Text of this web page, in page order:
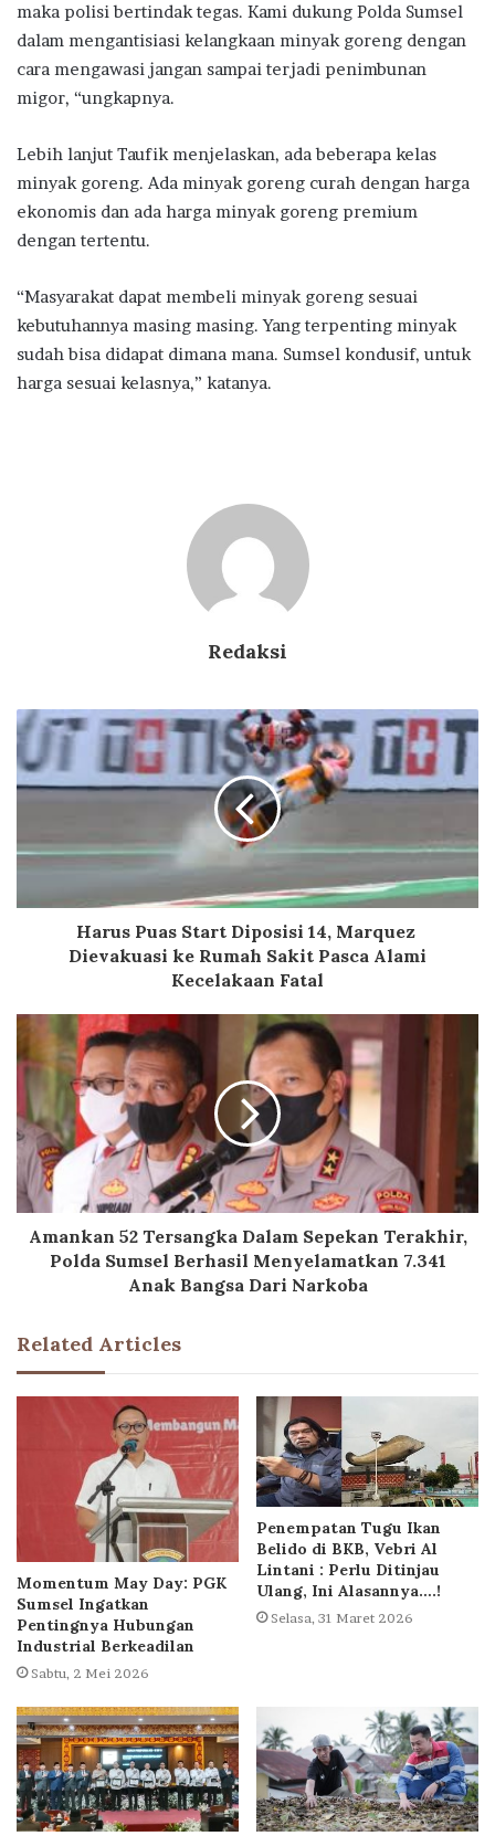
maka polisi bertindak tegas. Kami dukung Polda Sumsel
dalam mengantisiasi kelangkaan minyak goreng dengan
cara mengawasi jangan sampai terjadi penimbunan
migor, “ungkapnya.
Lebih lanjut Taufik menjelaskan, ada beberapa kelas
minyak goreng. Ada minyak goreng curah dengan harga
ekonomis dan ada harga minyak goreng premium
dengan tertentu.
“Masyarakat dapat membeli minyak goreng sesuai
kebutuhannya masing masing. Yang terpenting minyak
sudah bisa didapat dimana mana. Sumsel kondusif, untuk
harga sesuai kelasnya,” katanya.
Redaksi
Harus Puas Start Diposisi 14, Marquez
Dievakuasi ke Rumah Sakit Pasca Alami
Kecelakaan Fatal
Amankan 52 Tersangka Dalam Sepekan Terakhir,
Polda Sumsel Berhasil Menyelamatkan 7.341
Anak Bangsa Dari Narkoba
Related Articles
Momentum May Day: PGK
Sumsel Ingatkan
Pentingnya Hubungan
Industrial Berkeadilan
Sabtu, 2 Mei 2026
Penempatan Tugu Ikan
Belido di BKB, Vebri Al
Lintani : Perlu Ditinjau
Ulang, Ini Alasannya….!
Selasa, 31 Maret 2026